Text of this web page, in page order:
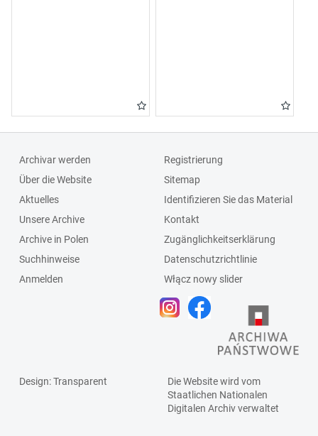
Archivar werden
Über die Website
Aktuelles
Unsere Archive
Archive in Polen
Suchhinweise
Anmelden
Registrierung
Sitemap
Identifizieren Sie das Material
Kontakt
Zugänglichkeitserklärung
Datenschutzrichtlinie
Włącz nowy slider
Design: Transparent
Die Website wird vom
Staatlichen Nationalen
Digitalen Archivverwaltet